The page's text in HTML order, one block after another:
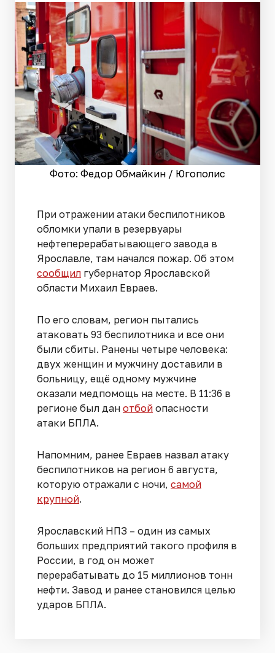
Фото: Федор Обмайкин / Югополис
При отражении атаки беспилотников
обломки упали в резервуары
нефтеперерабатывающего завода в
Ярославле, там начался пожар. Об этом
сообщил губернатор Ярославской
области Михаил Евраев.
По его словам, регион пытались
атаковать 93 беспилотника и все они
были сбиты. Ранены четыре человека:
двух женщин и мужчину доставили в
больницу, ещё одному мужчине
оказали медпомощь на месте. В 11:36 в
регионе был дан отбой опасности
атаки БПЛА.
Напомним, ранее Евраев назвал атаку
беспилотников на регион 6 августа,
которую отражали с ночи, самой
крупной.
Ярославский НПЗ – один из самых
больших предприятий такого профиля в
России, в год он может
перерабатывать до 15 миллионов тонн
нефти. Завод и ранее становился целью
ударов БПЛА.